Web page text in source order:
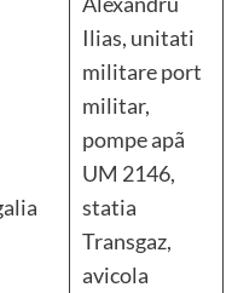
Ilias, unitati
militare port
militar,
pompe apã
UM 2146,
statia
Transgaz,
avicola